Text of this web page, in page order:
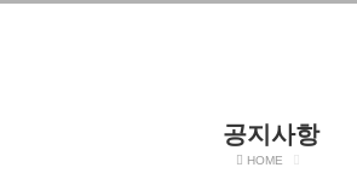
공지사항
HOME